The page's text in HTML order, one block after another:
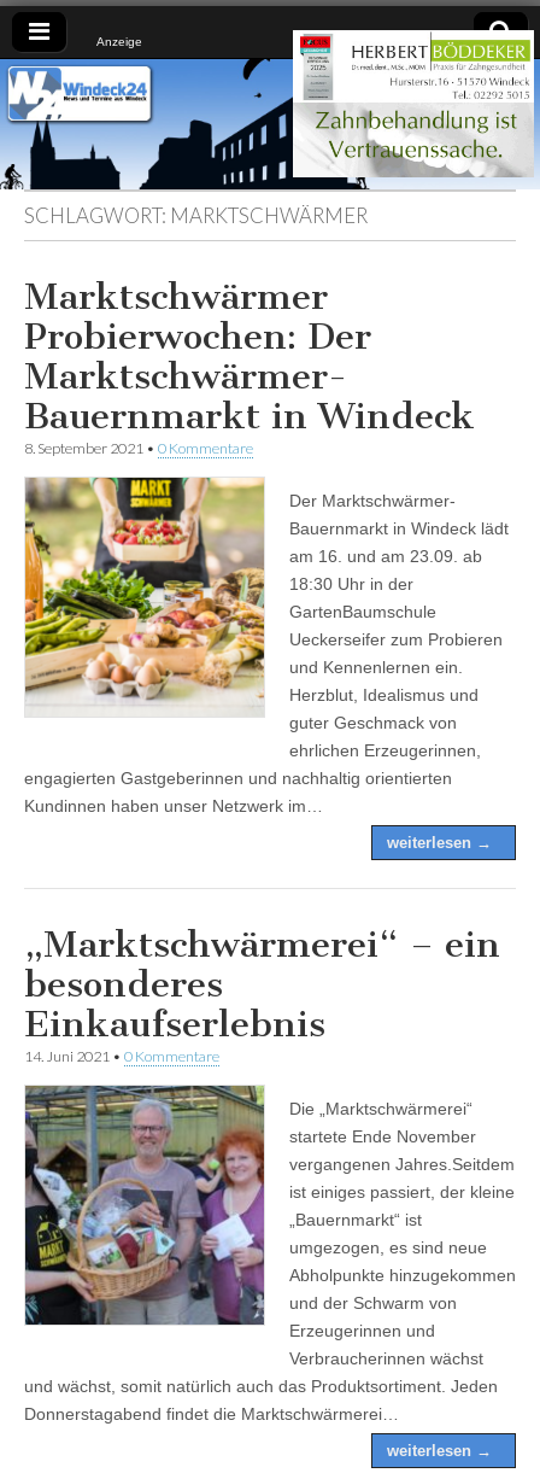
Anzeige
Windeck24
Nachrichten
aus dem
Ländchen
für das
Ländchen
SCHLAGWORT: MARKTSCHWÄRMER
Marktschwärmer
Probierwochen: Der
Marktschwärmer-
Bauernmarkt in Windeck
8. September 2021 • 0 Kommentare
Der Marktschwärmer-
Bauernmarkt in Windeck lädt
am 16. und am 23.09. ab
18:30 Uhr in der
GartenBaumschule
Ueckerseifer zum Probieren
und Kennenlernen ein.
Herzblut, Idealismus und
guter Geschmack von
ehrlichen Erzeugerinnen,
engagierten Gastgeberinnen und nachhaltig orientierten
Kundinnen haben unser Netzwerk im…
weiterlesen →
„Marktschwärmerei“ – ein
besonderes
Einkaufserlebnis
14. Juni 2021 • 0 Kommentare
Die „Marktschwärmerei“
startete Ende November
vergangenen Jahres.Seitdem
ist einiges passiert, der kleine
„Bauernmarkt“ ist
umgezogen, es sind neue
Abholpunkte hinzugekommen
und der Schwarm von
Erzeugerinnen und
Verbraucherinnen wächst
und wächst, somit natürlich auch das Produktsortiment. Jeden
Donnerstagabend findet die Marktschwärmerei…
weiterlesen →